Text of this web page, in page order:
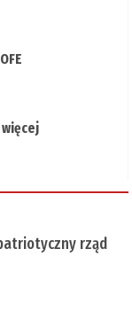
rząd